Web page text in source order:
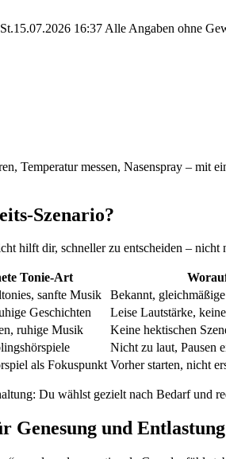
16:37 Alle Angaben ohne
Temperatur messen, Nasenspray –
Szenario?
hilft dir, schneller zu entscheiden – nicht
Tonie-Art
sanfte Musik
Bekannt,
Geschichten
Leise Lautstärke,
ruhige Musik
Keine hektischen
Nicht zu laut, Pausen
als Fokuspunkt Vorher starten, nicht
Du wählst gezielt nach Bedarf und
Genesung und Entlastung